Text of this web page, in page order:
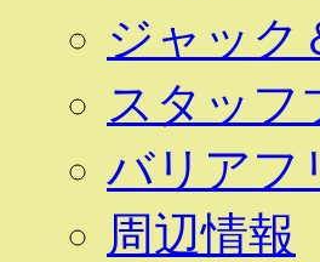
ジャック
スタッフ
バリアフ
周辺情報